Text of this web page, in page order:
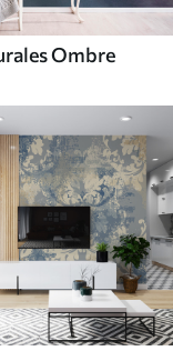
Ombre